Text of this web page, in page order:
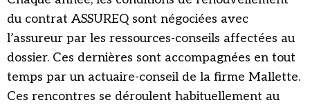
du contrat ASSUREQ sont négociées avec
l’assureur par les ressources-conseils affectées au
dossier. Ces dernières sont accompagnées en tout
temps par un actuaire-conseil de la firme Mallette.
Ces rencontres se déroulent habituellement au